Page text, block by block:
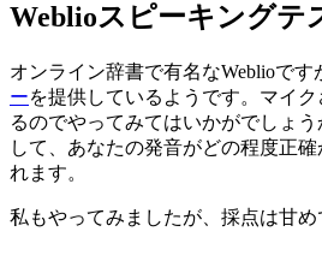
Weblioスピーキングテ
オンライン辞書で有名なWeblioです
ーを提供しているようです。マイ
るのでやってみてはいかがでしょ
して、あなたの発音がどの程度正
れます。
私もやってみましたが、採点は甘め